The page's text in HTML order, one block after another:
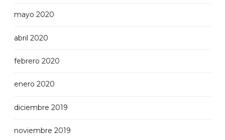
mayo 2020
abril 2020
febrero 2020
enero 2020
diciembre 2019
noviembre 2019